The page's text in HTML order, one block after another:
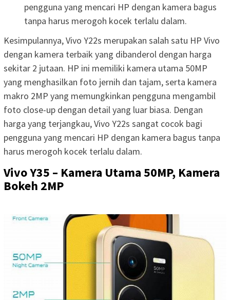
pengguna yang mencari HP dengan kamera bagus
tanpa harus merogoh kocek terlalu dalam.
Kesimpulannya, Vivo Y22s merupakan salah satu HP Vivo
dengan kamera terbaik yang dibanderol dengan harga
sekitar 2 jutaan. HP ini memiliki kamera utama 50MP
yang menghasilkan foto jernih dan tajam, serta kamera
makro 2MP yang memungkinkan pengguna mengambil
foto close-up dengan detail yang luar biasa. Dengan
harga yang terjangkau, Vivo Y22s sangat cocok bagi
pengguna yang mencari HP dengan kamera bagus tanpa
harus merogoh kocek terlalu dalam.
Vivo Y35 – Kamera Utama 50MP, Kamera
Bokeh 2MP